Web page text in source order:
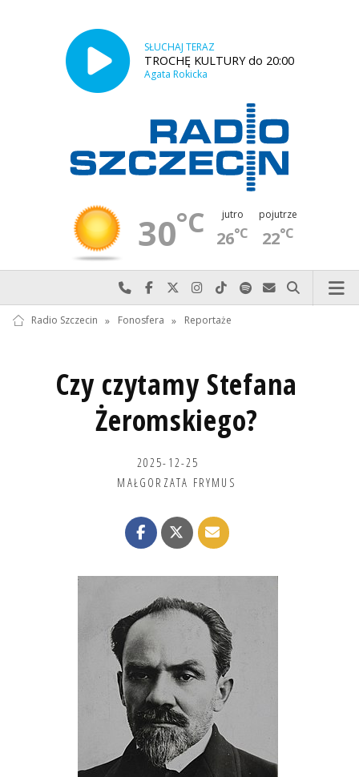
SŁUCHAJ TERAZ
TROCHĘ KULTURY do 20:00
Agata Rokicka
30°C jutro
26°C
pojutrze
22°C
Najlepiej po prostu do nas zadzwoń
Odwiedź nas na Facebook-u
Odwiedź nas na X
Odwiedź nas na Instagram-ie
Odwiedź nas na TikTok-u
Szukaj nas na Spotify
Wyślij do nas
Szukaj
Radio Szczecin » Fonosfera » Reportaże
Czy czytamy Stefana
Żeromskiego?
2025-12-25
MAŁGORZATA FRYMUS